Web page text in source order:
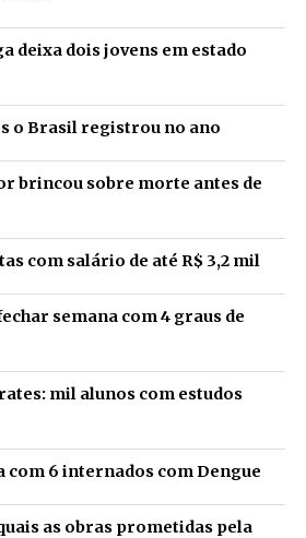
deixa dois jovens em estado
o Brasil registrou no ano
brincou sobre morte antes de
com salário de até R$ 3,2 mil
semana com 4 graus de
mil alunos com estudos
com 6 internados com Dengue
as obras prometidas pela